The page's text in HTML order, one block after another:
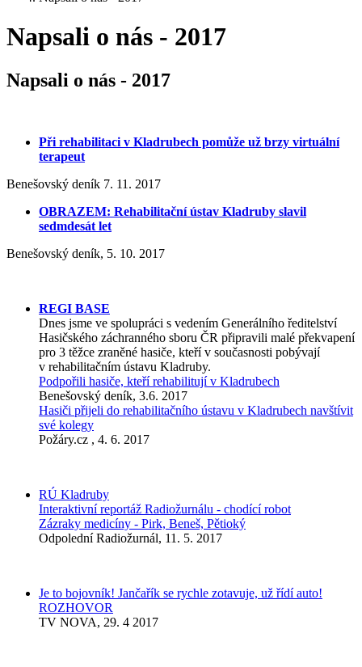
Napsali o nás - 2017
Napsali o nás - 2017
Při rehabilitaci v Kladrubech pomůže už brzy virtuální
terapeut
Benešovský deník 7. 11. 2017
OBRAZEM: Rehabilitační ústav Kladruby slavil
sedmdesát let
Benešovský deník, 5. 10. 2017
REGI BASE
Dnes jsme ve spolupráci s vedením Generálního ředitelství
Hasičského záchranného sboru ČR připravili malé překvapení
pro 3 těžce zraněné hasiče, kteří v současnosti pobývají
v rehabilitačním ústavu Kladruby.
Podpořili hasiče, kteří rehabilitují v Kladrubech
Benešovský deník, 3.6. 2017
Hasiči přijeli do rehabilitačního ústavu v Kladrubech navštívit
své kolegy
Požáry.cz , 4. 6. 2017
RÚ Kladruby
Interaktivní reportáž Radiožurnálu - chodící robot
Zázraky medicíny - Pirk, Beneš, Pětioký
Odpolední Radiožurnál, 11. 5. 2017
Je to bojovník! Jančařík se rychle zotavuje, už řídí auto!
ROZHOVOR
TV NOVA, 29. 4 2017